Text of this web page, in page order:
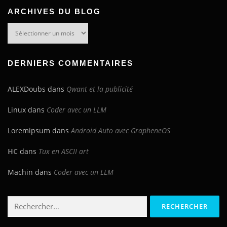
ARCHIVES DU BLOG
DERNIERS COMMENTAIRES
ALEXDoubs dans Qwant et la publicité
Linux dans Coder avec un LLM
Loremipsum dansAndroid Auto avec GrapheneOS
HC dans Tux en ASCII art
Machin dans Coder avec un LLM
Rechercher :